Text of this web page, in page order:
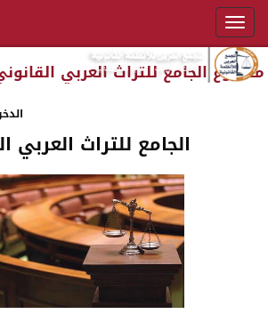
مشروع الجامع للتراث العربي
الجامع للتراث العربي